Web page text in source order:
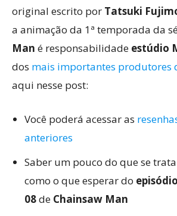
original escrito por Tatsuki
a animação da 1ª temporada da
Man é responsabilidade estúdio
dos mais importantes produtores
aqui nesse post:
Você poderá acessar as
anteriores
Saber um pouco do que se
como o que esperar do episódio
08de Chainsaw Man